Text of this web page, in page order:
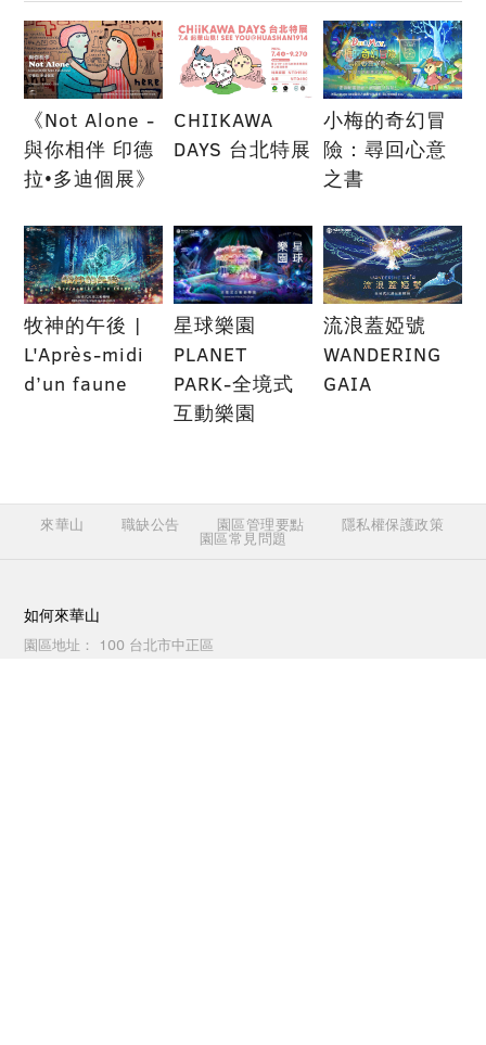
《Not Alone -
與你相伴 印德
拉•多迪個展》
CHIIKAWA
DAYS 台北特展
小梅的奇幻冒
險：尋回心意
之書
牧神的午後 |
L'Après-midi
d’un faune
星球樂園
PLANET
PARK-全境式
互動樂園
流浪蓋婭號
WANDERING
GAIA
來華山 職缺公告 園區管理要點 隱私權保護政策
園區常見問題
如何來華山
園區地址：
100 台北市中正區